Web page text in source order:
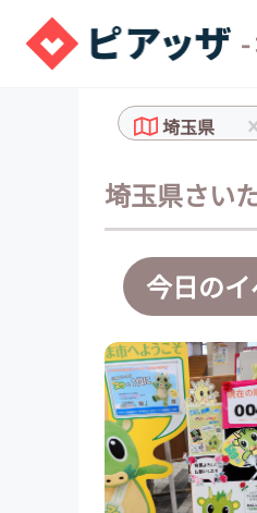
-
埼玉県
埼玉県さい
今日の